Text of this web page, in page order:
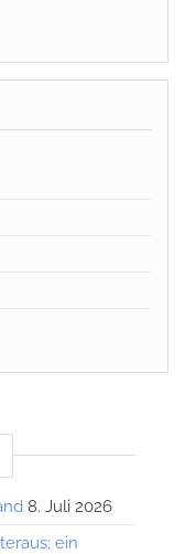
8. Juli 2026
ein